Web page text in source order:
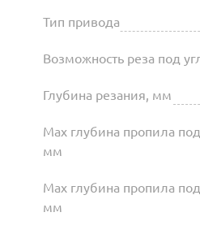
Тип привода
Возможность реза под
Глубина резания, мм
Max глубина пропила
мм
Max глубина пропила
мм